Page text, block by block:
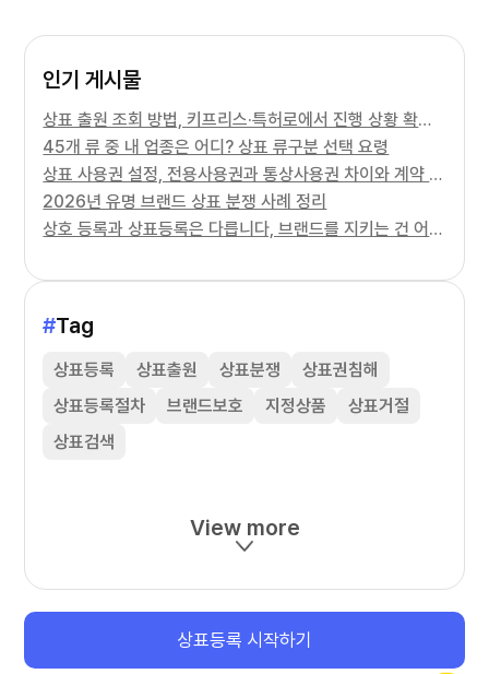
인기 게시물
상표 출원 조회 방법, 키프리스·특허로에서 진행 상황 확인하기
45개 류 중 내 업종은 어디? 상표 류구분 선택 요령
상표 사용권 설정, 전용사용권과 통상사용권 차이와 계약 주의사항
2026년 유명 브랜드 상표 분쟁 사례 정리
상호 등록과 상표등록은 다릅니다, 브랜드를 지키는 건 어느 쪽일까
#Tag
상표등록 상표출원 상표분쟁
상표권침해
상표등록절차
브랜드보호 지정상품
상표거절
상표검색
View more
상표등록 시작하기